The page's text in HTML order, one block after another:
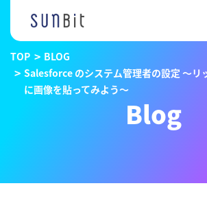
Blog
TOP
BLOG
Salesforce のシステム管理者の設定 〜リ
に画像を貼ってみよう〜